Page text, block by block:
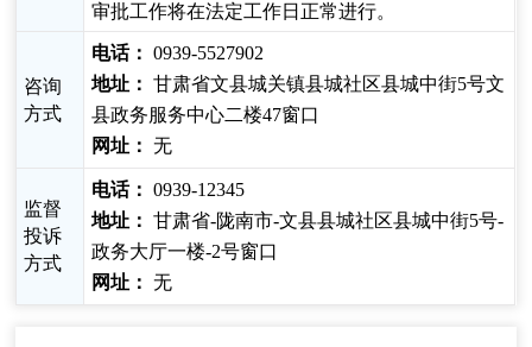
审批工作将在法定工作日正常进行。
咨询
方式
电话： 0939-5527902
地址： 甘肃省文县城关镇县城社区县城中街5号文
县政务服务中心二楼47窗口
网址： 无
监督
投诉
方式
电话： 0939-12345
地址： 甘肃省-陇南市-文县县城社区县城中街5号-
政务大厅一楼-2号窗口
网址： 无